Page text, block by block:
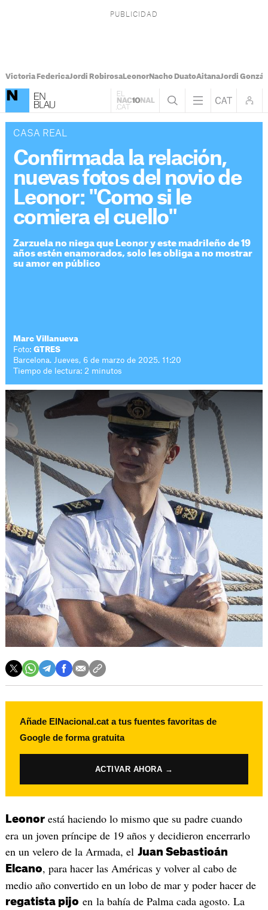
Victoria FedericaJordi RobirosaLeonorNacho DuatoAitanaJordi
CASA REAL
Confirmada la relación,
nuevas fotos del novio de
Leonor: "Como si le
comiera el cuello"
Zarzuela no niega que Leonor y este madrileño de 19
años estén enamorados, solo les obliga a no mostrar
su amor en público
Marc Villanueva
Foto:GTRES
Barcelona. Jueves, 6 de marzo de 2025. 11:20
Tiempo de lectura: 2 minutos
Añade ElNacional.cat a tus fuentes favoritas de
Google de forma gratuita
ACTIVAR AHORA →
Leonorestá haciendo lo mismo que su padre cuando
era un joven príncipe de 19 años y decidieron encerrarlo
en un velero de la Armada, el Juan Sebastioán
Elcano, para hacer las Américas y volver al cabo de
medio año convertido en un lobo de mar y poder hacer de
regatista pijo en la bahía de Palma cada agosto. La